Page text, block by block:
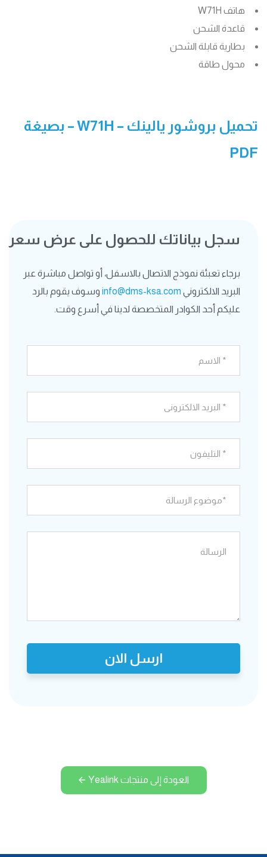
هاتف W71H
قاعدة الشحن
بطارية قابلة الشحن
محول طاقة
تحميل بروشور يالينك – W71H– بصيغة
PDF
سجل بياناتك للحصول على عرض سعر
برجاء تعبئة نموذج الاتصال بالاسفل، أو تواصل مباشرة عبر
البريد الالكتروني info@dms-ksa.com وسوف يقوم بالرد
عليكم أحد الكوادر المتخصصة لدينا في أسرع وقت.
ارسل الان
العودة إلى منتجات Yealink